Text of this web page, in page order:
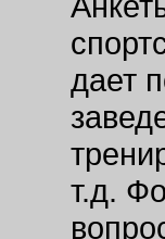
дает
т.д.